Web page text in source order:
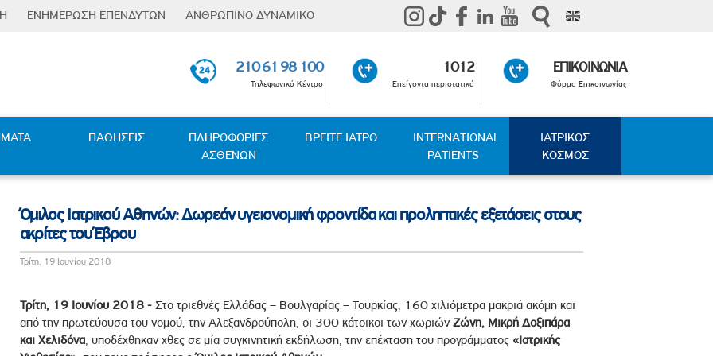
Partners
της Βίας και Παρενόχλησης στην Εργασία
Δωροδοκίας και Διαφθοράς
ΕΝΗΜΕΡΩΣΗ ΕΠΕΝΔΥΤΩΝ
Ανακοινώσεις / Νέα
Οικονομικές Καταστάσεις
Θυγατρικών
Μετοχική Σύνθεση
ΑΝΘΡΩΠΙΝΟ ΔΥΝΑΜΙΚΟ
Εκπαίδευση & Ανάπτυξη
Επαφή µε πανεπιστήµια
Ευκαιρίες Καριέρας
210 61 98 100
Τηλεφωνικό Κέντρο
1012
Επείγοντα περιστατικά
ΕΠΙΚΟΙΝΩΝΙΑ
Φόρμα Επικοινωνίας
ΠΑΘΗΣΕΙΣ
ΠΛΗΡΟΦΟΡΙΕΣ
ΑΣΘΕΝΩΝ
ΒΡΕΙΤΕ ΙΑΤΡΟ
INTERNATIONAL
PATIENTS
ΙΑΤΡΙΚΟΣ
ΚΟΣΜΟΣ
Όμιλος Ιατρικού Αθηνών: Δωρεάν υγειονομική φροντίδα και προληπτικές εξετάσεις στους
ακρίτες του Έβρου
Τρίτη, 19 Ιουνίου 2018
Τρίτη, 19 Ιουνίου 2018 - Στο τριεθνές Ελλάδας – Βουλγαρίας – Τουρκίας, 160 χιλιόμετρα μακριά ακόμη και
από την πρωτεύουσα του νομού, την Αλεξανδρούπολη, οι 300 κάτοικοι των χωριών Ζώνη, Μικρή Δοξιπάρα
και Χελιδόνα, υποδέχθηκαν χθες σε μία συγκινητική εκδήλωση, την επέκταση του προγράμματος «Ιατρικής